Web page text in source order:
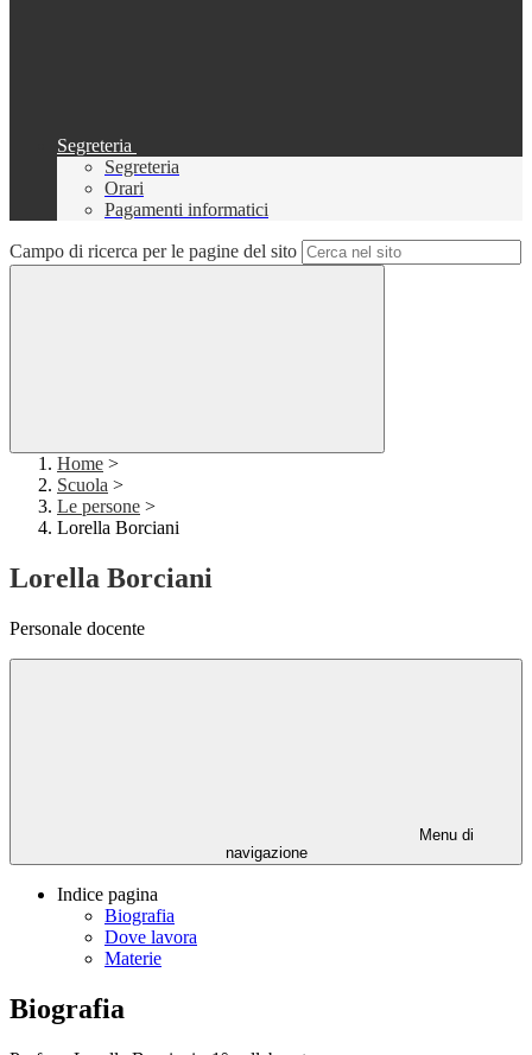
Segreteria
Segreteria
Orari
Pagamenti informatici
Campo di ricerca per le pagine del sito
Home >
Scuola >
Le persone >
Lorella Borciani
Lorella Borciani
Personale docente
Menu di
navigazione
Indice pagina
Biografia
Dove lavora
Materie
Biografia